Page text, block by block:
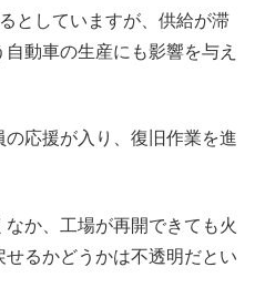
としていますが、供給が滞
動車の生産にも影響を与え
応援が入り、復旧作業を進
か、工場が再開できても火
るかどうかは不透明だとい